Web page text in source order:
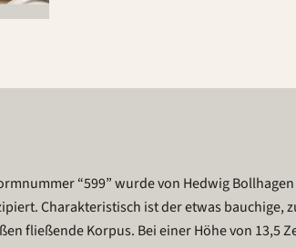
“599” wurde von Hedwig Bollhagen
Charakteristisch ist der etwas bauchige,
fließende Korpus. Bei einer Höhe von 13,5
Sortiment. Die klare, schnörkellose
machen diese Kompottschüssel zum
oder Fruchtmus, die Schüssel 599 gibt